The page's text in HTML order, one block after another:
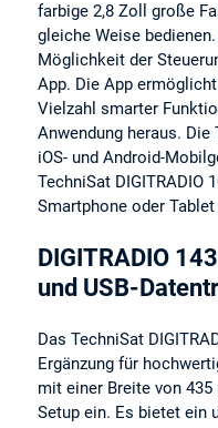
farbige 2,8 Zoll große
gleiche Weise
Möglichkeit der
App. Die App
Vielzahl smarter
Anwendung heraus.
iOS- und Android-
TechniSat DIGITRADIO
Smartphone oder
DIGITRADIO
und USB-
Das TechniSat
Ergänzung für
mit einer Breite von
Setup ein. Es bietet ein